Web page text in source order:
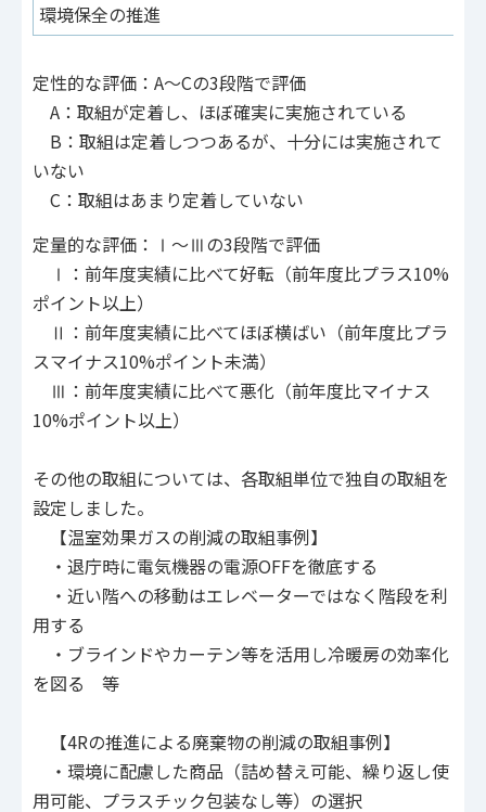
環境保全の推進
定性的な評価：A～Cの3段階で評価
A：取組が定着し、ほぼ確実に実施されている
B：取組は定着しつつあるが、十分には実施されて
いない
C：取組はあまり定着していない
定量的な評価：Ⅰ～Ⅲの3段階で評価
Ⅰ：前年度実績に比べて好転（前年度比プラス10%
ポイント以上）
Ⅱ：前年度実績に比べてほぼ横ばい（前年度比プラ
スマイナス10%ポイント未満）
Ⅲ：前年度実績に比べて悪化（前年度比マイナス
10%ポイント以上）
その他の取組については、各取組単位で独自の取組を
設定しました。
【温室効果ガスの削減の取組事例】
・退庁時に電気機器の電源OFFを徹底する
・近い階への移動はエレベーターではなく階段を利
用する
・ブラインドやカーテン等を活用し冷暖房の効率化
を図る 等
【4Rの推進による廃棄物の削減の取組事例】
・環境に配慮した商品（詰め替え可能、繰り返し使
用可能、プラスチック包装なし等）の選択